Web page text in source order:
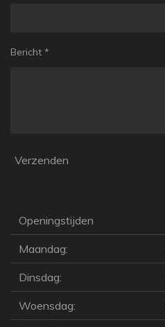
Bericht *
Verzenden
Openingstijden
Maandag:
Dinsdag:
Woensdag: